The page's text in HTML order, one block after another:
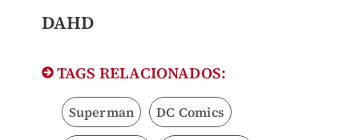
DAHD
TAGS RELACIONADOS:
Superman DC Comics